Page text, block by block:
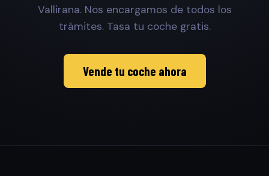
Vallirana. Nos encargamos de todos los
trámites. Tasa tu coche gratis.
Vende tu coche ahora